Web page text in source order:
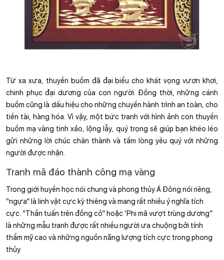
Từ xa xưa, thuyền buồm đã đại biểu cho khát vọng vươn khơi,
chinh phục đại dương của con người. Đồng thời, những cánh
buồm cũng là dấu hiệu cho những chuyến hành trình an toàn, cho
tiền tài, hàng hóa. Vì vậy, một bức tranh với hình ảnh con thuyền
buồm mạ vàng tinh xảo, lộng lẫy, quý trọng sẽ giúp bạn khéo léo
gửi những lời chúc chân thành và tấm lòng yêu quý với những
người được nhận.
Tranh mã đáo thành công mạ vàng
Trong giới huyền học nói chung và phong thủy Á Đông nói riêng,
“ngựa” là linh vật cực kỳ thiêng và mang rất nhiều ý nghĩa tích
cực. “Thần tuấn trên đồng cỏ” hoặc ‘Phi mã vượt trùng dương”
là những mẫu tranh được rất nhiều người ưa chuộng bởi tính
thẩm mỹ cao và những nguồn năng lượng tích cực trong phong
thủy.